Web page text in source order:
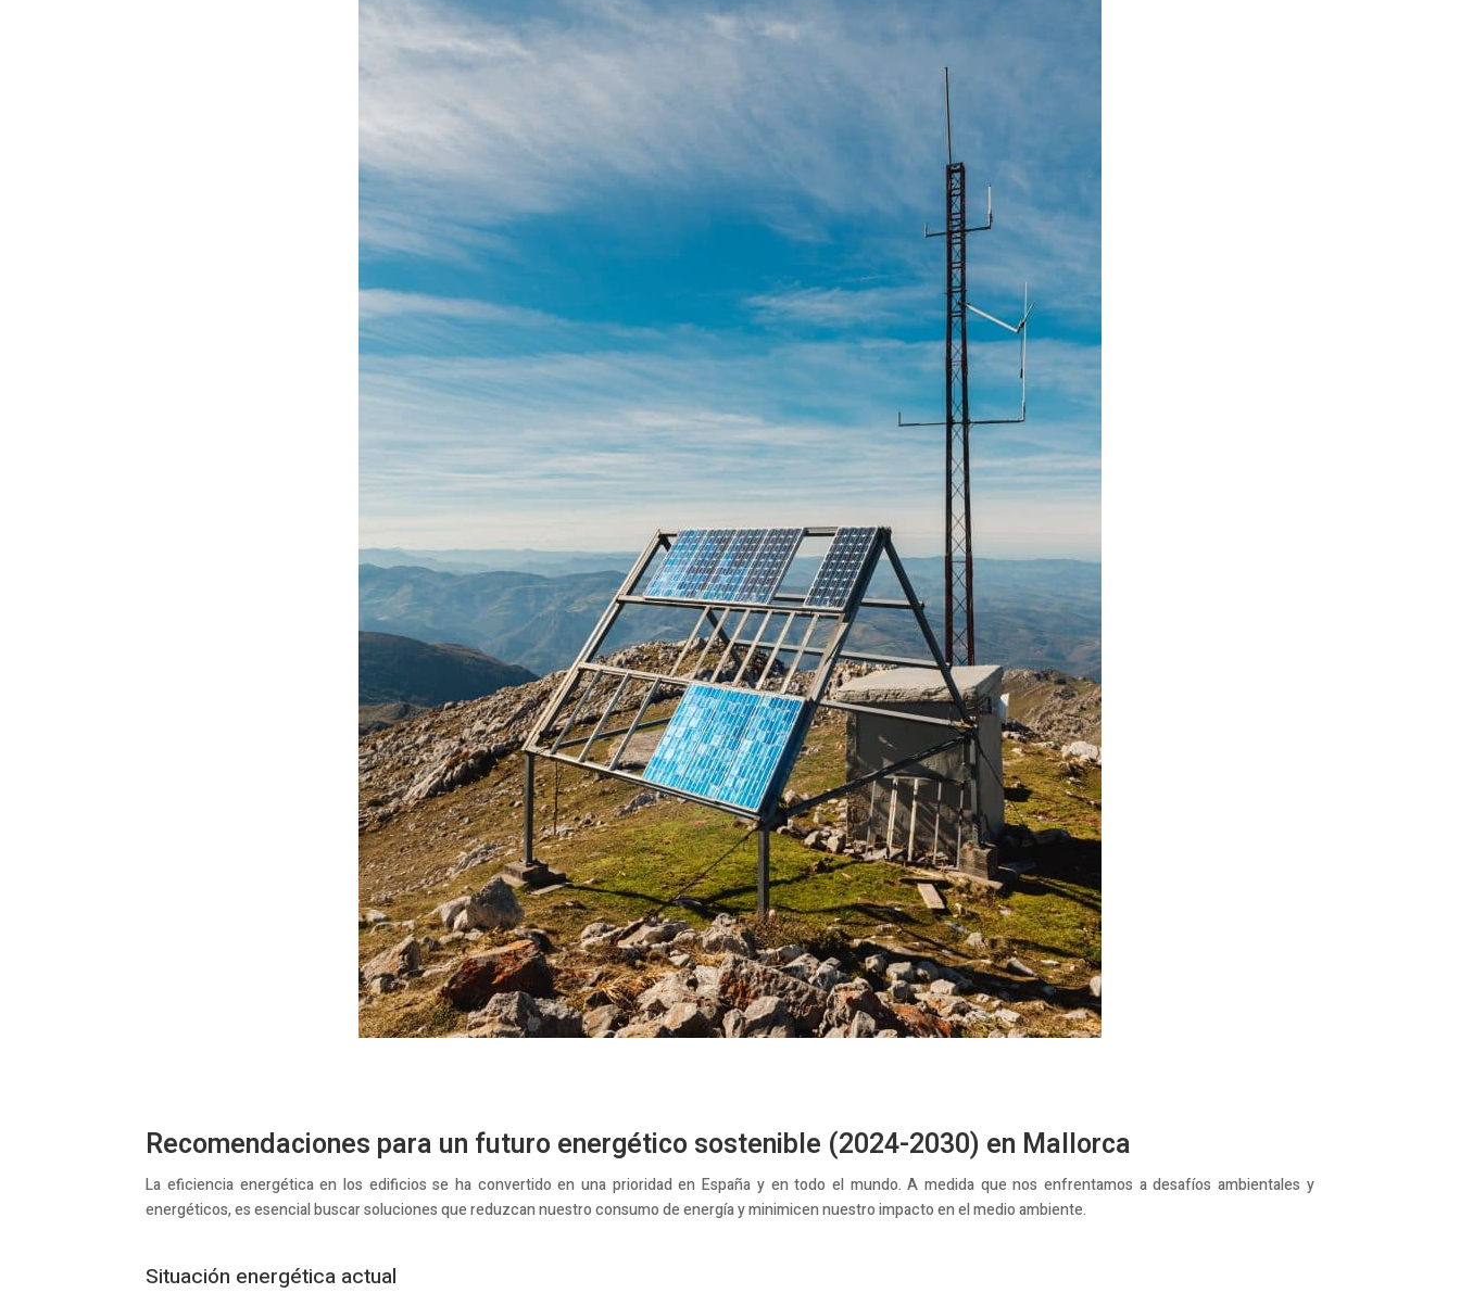
Recomendaciones para un futuro energético sostenible (2024-2030) en Mallorca
La eficiencia energética en los edificios se ha convertido en una prioridad en España y en todo el mundo. A medida que nos enfrentamos a desafíos ambientales y
energéticos, es esencial buscar soluciones que reduzcan nuestro consumo de energía y minimicen nuestro impacto en el medio ambiente.
Situación energética actual